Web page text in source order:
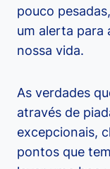
pouco
um alerta para
nossa vida.
As verdades
através de
excepcionais,
pontos que